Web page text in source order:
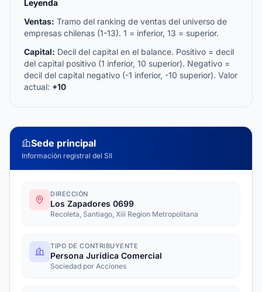
Leyenda
Ventas: Tramo del ranking de ventas del universo de
empresas chilenas (1-13). 1 = inferior, 13 = superior.
Capital: Decil del capital en el balance. Positivo = decil
del capital positivo (1 inferior, 10 superior). Negativo =
decil del capital negativo (-1 inferior, -10 superior). Valor
actual: +10
Sede principal
Información registral del SII
DIRECCIÓN
Los Zapadores 0699
Recoleta, Santiago, Xiii Region Metropolitana
TIPO DE CONTRIBUYENTE
Persona Juridica Comercial
Sociedad por Acciones